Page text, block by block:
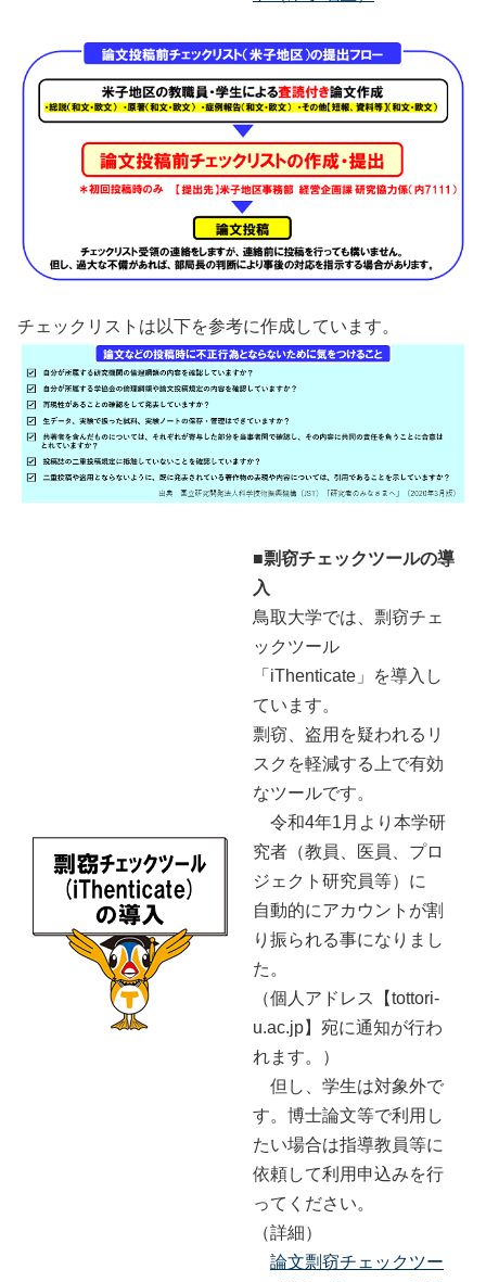
チェックリストは以下を参考に作成しています。
■剽窃チェックツールの導
入
鳥取大学では、剽窃チェ
ックツール
「iThenticate」を導入し
ています。
剽窃、盗用を疑われるリ
スクを軽減する上で有効
なツールです。
令和4年1月より本学研
究者（教員、医員、プロ
ジェクト研究員等）に
自動的にアカウントが割
り振られる事になりまし
た。
（個人アドレス【tottori-
u.ac.jp】宛に通知が行わ
れます。）
但し、学生は対象外で
す。博士論文等で利用し
たい場合は指導教員等に
依頼して利用申込みを行
ってください。
（詳細）
論文剽窃チェックツー